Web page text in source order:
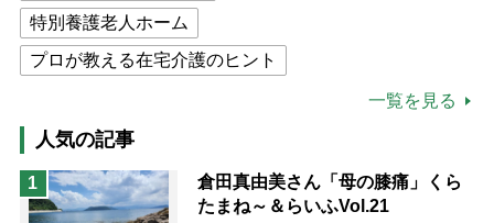
特別養護老人ホーム
プロが教える在宅介護のヒント
高木ブー
ケアマネジャー
猫が母になつきません
息子の遠距離介護サバイバル術
一覧を見る
人気の記事
1
倉田真由美さん「母の膝痛」くら
たまね～＆らいふVol.21